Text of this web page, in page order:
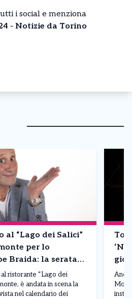
i social e menziona
- Notizie da Torino
al “Lago dei Salici”
per lo
Braida: la serata
ristorante “Lago dei
è andata in scena la
nel calendario dei